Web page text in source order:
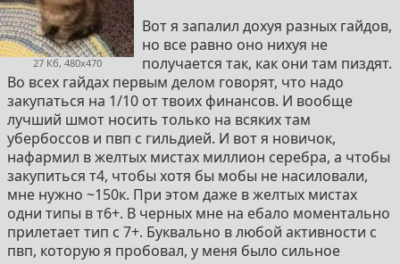
27 Кб, 480x470
Вот я запалил дохуя разных гайдов,
но все равно оно нихуя не
получается так, как они там пиздят.
Во всех гайдах первым делом говорят, что надо
закупаться на 1/10 от твоих финансов. И вообще
лучший шмот носить только на всяких там
убербоссов и пвп с гильдией. И вот я новичок,
нафармил в желтых мистах миллион серебра, а чтобы
закупиться т4, чтобы хотя бы мобы не насиловали,
мне нужно ~150к. При этом даже в желтых мистах
одни типы в т6+. В черных мне на ебало моментально
прилетает тип с 7+. Буквально в любой активности с
пвп, которую я пробовал, у меня было сильное